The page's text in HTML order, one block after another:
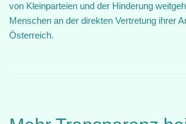
von Kleinparteien und der Hinderung
Menschen an der direkten Vertretung ihrer
Österreich.